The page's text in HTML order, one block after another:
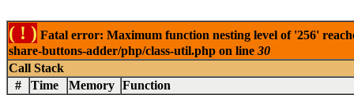
( ! ) Fatal error: Maximum function nesting level of '256'
share-buttons-adder/php/class-util.php on line 30
Call Stack
#
Time Memory Function